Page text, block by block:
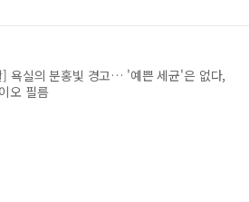
] 욕실의 분홍빛 경고… '예쁜 세균'은 없다,
오 필름